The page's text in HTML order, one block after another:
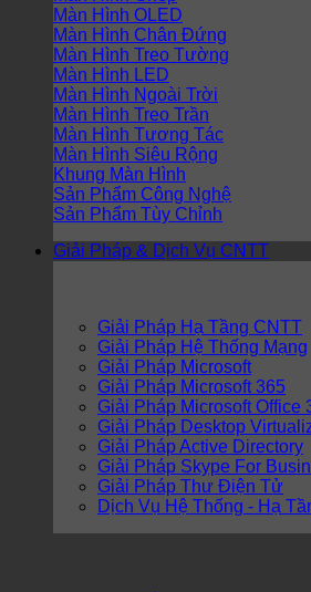
Màn Hình OLED
Màn Hình Chân Đứng
Màn Hình Treo Tường
Màn Hình LED
Màn Hình Ngoài Trời
Màn Hình Treo Trần
Màn Hình Tương Tác
Màn Hình Siêu Rộng
Khung Màn Hình
Sản Phẩm Công Nghệ
Sản Phẩm Tùy Chỉnh
Giải Pháp & Dịch Vụ CNTT
Giải Pháp Hạ Tầng CNTT
Giải Pháp Hệ Thống Mạng
Giải Pháp Microsoft
Giải Pháp Microsoft 365
Giải Pháp Microsoft Office
Giải Pháp Desktop
Giải Pháp Active Directory
Giải Pháp Skype For
Giải Pháp Thư Điện Tử
Dịch Vụ Hệ Thống - Hạ